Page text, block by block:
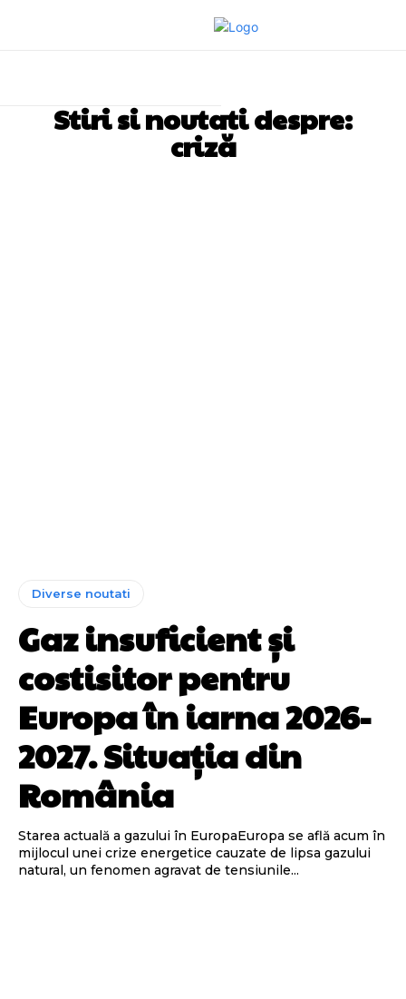
Stiri si noutati despre:
criză
Diverse noutati
Gaz insuficient și
costisitor pentru
Europa în iarna 2026-
2027. Situația din
România
Starea actuală a gazului în EuropaEuropa se află acum în
mijlocul unei crize energetice cauzate de lipsa gazului
natural, un fenomen agravat de tensiunile...